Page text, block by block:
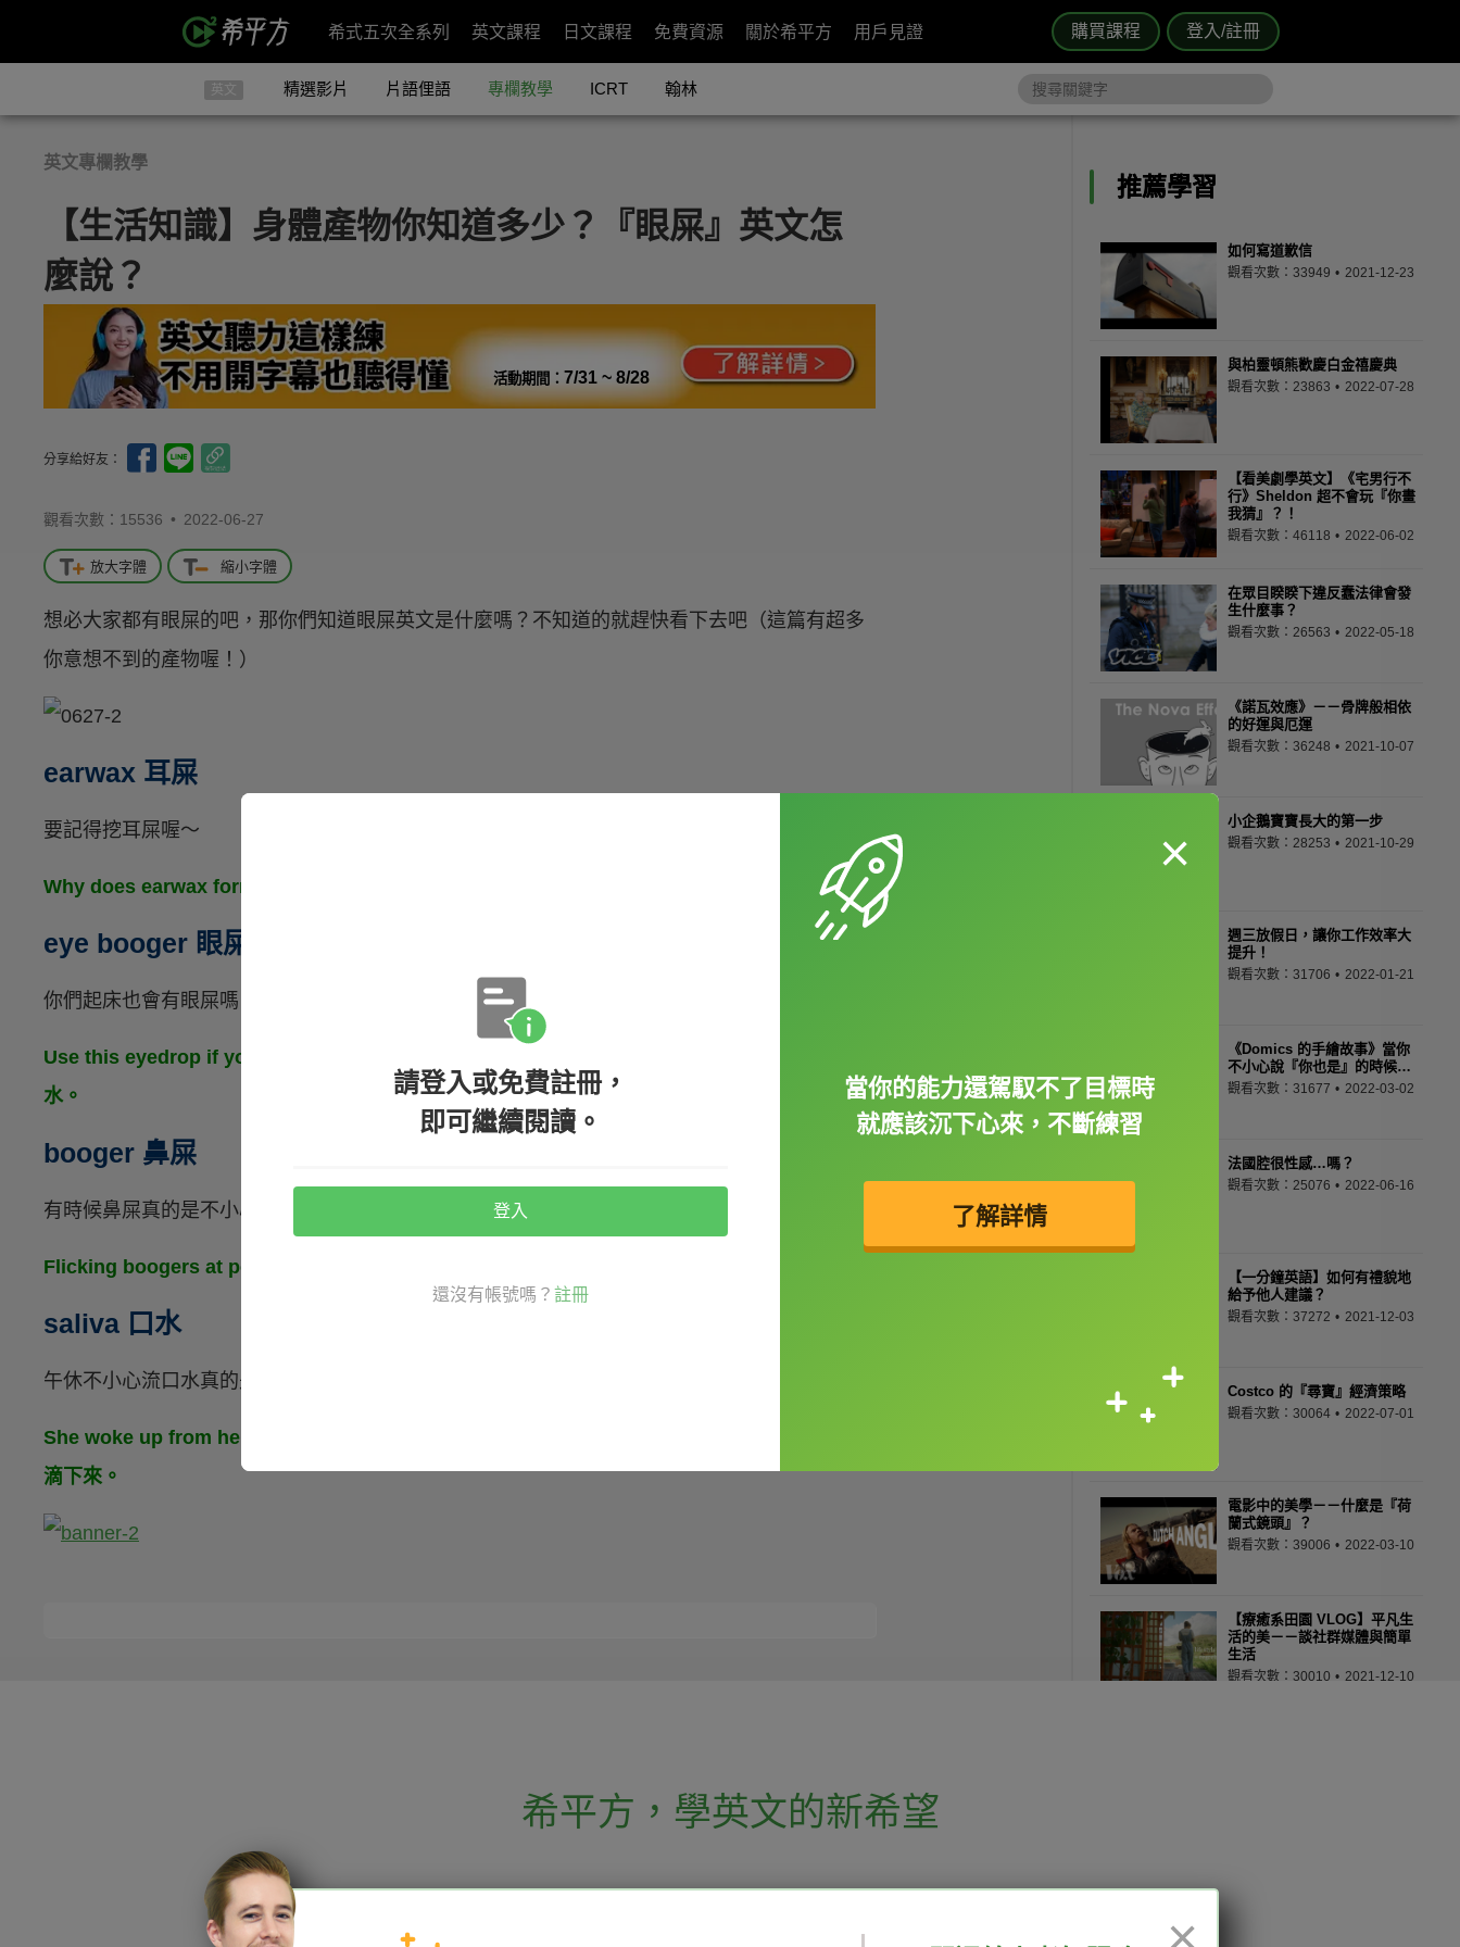
購買課程 登入/註冊
希式五次全系列 英文課程 日文課程 免費資源 關於希平方 用戶見證
英文 精選影片 片語俚語 專欄教學 ICRT 翰林
英文專欄教學
【生活知識】身體產物你知道多少？『眼屎』英文怎
麼說？
活動期間： 7/31 ~ 8/28
分享給好友：
觀看次數：15536 • 2022-06-27
放大字體 縮小字體
想必大家都有眼屎的吧，那你們知道眼屎英文是什麼嗎？不知道的就趕快看下去吧（這篇有超多
你意想不到的產物喔！）
earwax 耳屎
要記得挖耳屎喔～
Why does earwax form in the first place? 為什麼會有耳屎這種東西？
eye booger 眼屎
你們起床也會有眼屎嗎？
Use this eyedrop if you wake up with eye boogers. 如果你起床會有眼屎，可以用用這眼藥
水。
booger 鼻屎
有時候鼻屎真的是不小心就會被別人看到呢．．．
Flicking boogers at people is rude and disgusting. 用鼻屎彈別人很沒禮貌也很噁心。
saliva 口水
午休不小心流口水真的是很尷尬捏．．．
She woke up from her nap with saliva drooling down her mouth. 她午休起來時嘴巴有口水
滴下來。
推薦學習
如何寫道歉信
觀看次數：33949 2021-12-23
與柏靈頓熊歡慶白金禧慶典
觀看次數：23863 2022-07-28
【看美劇學英文】《宅男行不
行》Sheldon 超不會玩『你畫
我猜』？！
觀看次數：46118 2022-06-02
在眾目睽睽下違反蠢法律會發
生什麼事？
觀看次數：26563 2022-05-18
《諾瓦效應》－－骨牌般相依
的好運與厄運
觀看次數：36248 2021-10-07
小企鵝寶寶長大的第一步
觀看次數：28253 2021-10-29
週三放假日，讓你工作效率大
提升！
觀看次數：31706 2022-01-21
《Domics 的手繪故事》當你
不小心說『你也是』的時候…
觀看次數：31677 2022-03-02
法國腔很性感…嗎？
觀看次數：25076 2022-06-16
【一分鐘英語】如何有禮貌地
給予他人建議？
觀看次數：37272 2021-12-03
Costco 的『尋寶』經濟策略
觀看次數：30064 2022-07-01
電影中的美學－－什麼是『荷
蘭式鏡頭』？
觀看次數：39006 2022-03-10
【療癒系田園 VLOG】平凡生
活的美－－談社群媒體與簡單
生活
觀看次數：30010 2021-12-10
希平方 ， 學英文的新希望
×
請登入或免費註冊，
即可繼續閱讀。
登入
還沒有帳號嗎？ 註冊
當你的能力還駕馭不了目標時
就應該沉下心來，不斷練習
了解詳情